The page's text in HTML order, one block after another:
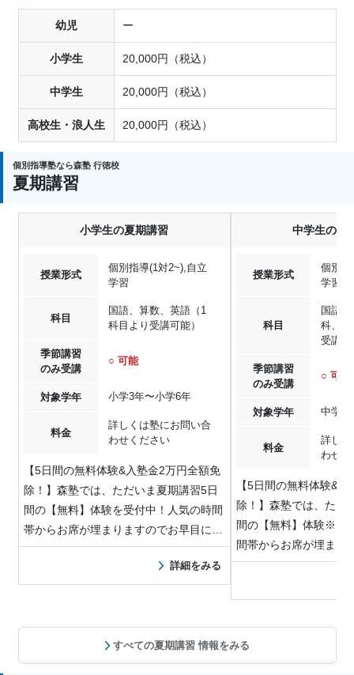
幼児 ー
小学生 20,000円（税込）
中学生 20,000円（税込）
高校生・浪人生 20,000円（税込）
個別指導塾なら森塾 行徳校
夏期講習
小学生の夏期講習
授業形式
個別指導(1対2~),自立
学習
科目
国語、算数、英語（1
科目より受講可能）
季節講習
のみ受講
○ 可能
対象学年 小学3年〜小学6年
料金
詳しくは塾にお問い合
わせください
【5日間の無料体験&入塾金2万円全額免
除！】森塾では、ただいま夏期講習5日
間の【無料】体験を受付中！人気の時間
帯からお席が埋まりますのでお早目にお
問…
詳細をみる
中学生の夏
授業形式
個別指
学習
科目
国語
科、社
受講可
季節講習
のみ受講
○ 可能
対象学年 中学1
料金
詳しく
わせく
【5日間の無料体験&
除！】森塾では、ただ
間の【無料】体験※を
間帯からお席が埋まり
お…
すべての夏期講習 情報をみる